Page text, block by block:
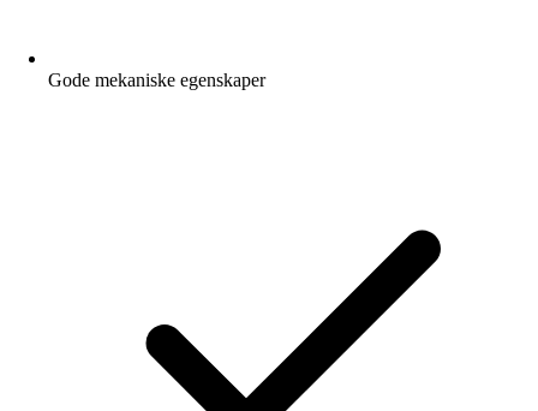
Gode mekaniske egenskaper